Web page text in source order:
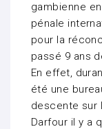
gambienne
pénale
pour la
passé 9 ans
En effet,
été une
descente sur
Darfour il y a